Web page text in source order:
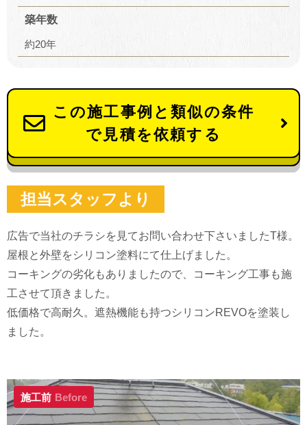
築年数
約20年
この施工事例と類似の条件
で見積を依頼する
担当スタッフより
広告で当社のチラシを見てお問い合わせ下さいましたT様。
屋根と外壁をシリコン塗料にて仕上げました。
コーキングの劣化もありましたので、コーキング工事も施
工させて頂きました。
低価格で高耐久。遮熱機能も持つシリコンREVOを塗装し
ました。
施工前 Before